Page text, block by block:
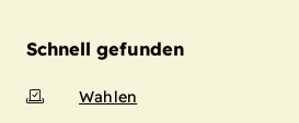
Schnell gefunden
Wahlen